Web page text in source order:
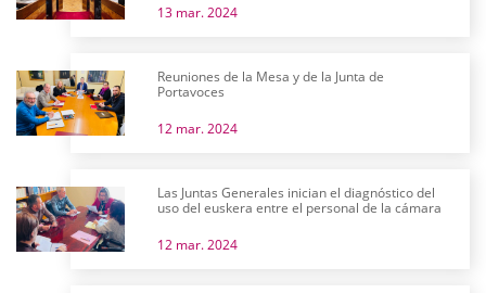
13 mar. 2024
Reuniones de la Mesa y de la Junta de
Portavoces
12 mar. 2024
Las Juntas Generales inician el diagnóstico del
uso del euskera entre el personal de la cámara
12 mar. 2024